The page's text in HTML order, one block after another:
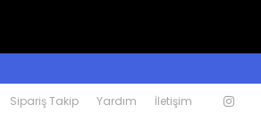
Sipariş Takip Yardım İletişim